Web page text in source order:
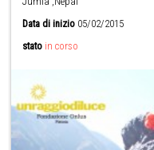
Data di inizio 05/02/2015
stato in corso